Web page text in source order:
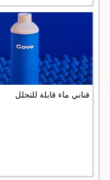
قناني ماء قابلة للتحلل